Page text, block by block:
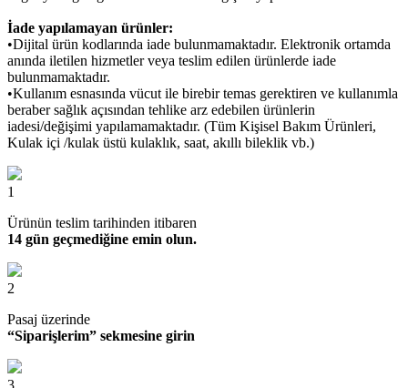
İade yapılamayan ürünler:
•Dijital ürün kodlarında iade bulunmamaktadır. Elektronik ortamda
anında iletilen hizmetler veya teslim edilen ürünlerde iade
bulunmamaktadır.
•Kullanım esnasında vücut ile birebir temas gerektiren ve kullanımla
beraber sağlık açısından tehlike arz edebilen ürünlerin
iadesi/değişimi yapılamamaktadır. (Tüm Kişisel Bakım Ürünleri,
Kulak içi /kulak üstü kulaklık, saat, akıllı bileklik vb.)
1
Ürünün teslim tarihinden itibaren
14 gün geçmediğine emin olun.
2
Pasaj üzerinde
“Siparişlerim” sekmesine girin